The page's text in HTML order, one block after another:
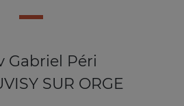
Gabriel Péri
SUR ORGE